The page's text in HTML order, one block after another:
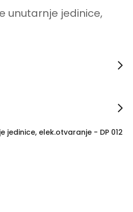
unutarnje jedinice,
elek.otvaranje - DP 012